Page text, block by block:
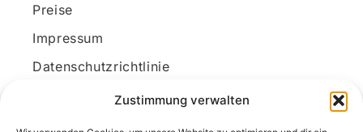
Zustimmung verwalten
Preise
Impressum
Datenschutzrichtlinie
Kundenkonto